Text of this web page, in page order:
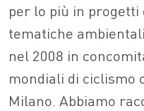
per lo più in progetti
tematiche
nel 2008 in
mondiali di ciclismo
Milano. Abbiamo